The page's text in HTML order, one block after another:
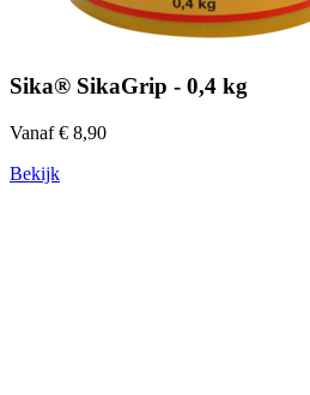
Sika® SikaGrip - 0,4 kg
Vanaf € 8,90
Bekijk